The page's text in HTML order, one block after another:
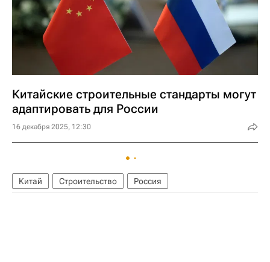
Китайские строительные стандарты могут
адаптировать для России
16 декабря 2025, 12:30
Китай Строительство Россия